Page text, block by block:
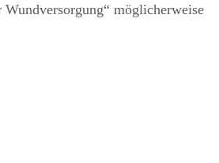
Wundversorgung“ möglicherweise